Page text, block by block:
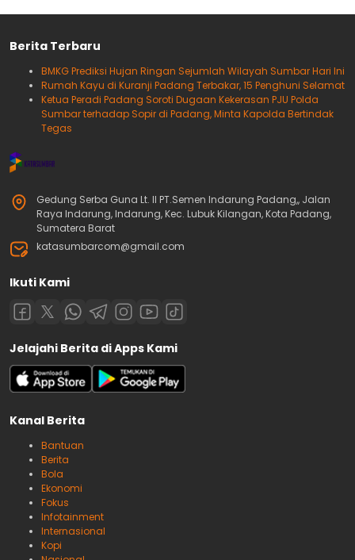
Berita Terbaru
BMKG Prediksi Hujan Ringan Sejumlah Wilayah Sumbar Hari Ini
Rumah Kayu di Kuranji Padang Terbakar, 15 Penghuni Selamat
Ketua Peradi Padang Soroti Dugaan Kekerasan PJU Polda
Sumbar terhadap Sopir di Padang, Minta Kapolda Bertindak
Tegas
Gedung Serba Guna Lt. II PT.Semen Indarung Padang,, Jalan
Raya Indarung, Indarung, Kec. Lubuk Kilangan, Kota Padang,
Sumatera Barat
katasumbarcom@gmail.com
Ikuti Kami
Jelajahi Berita di Apps Kami
Kanal Berita
Bantuan
Berita
Bola
Ekonomi
Fokus
Infotainment
Internasional
Kopi